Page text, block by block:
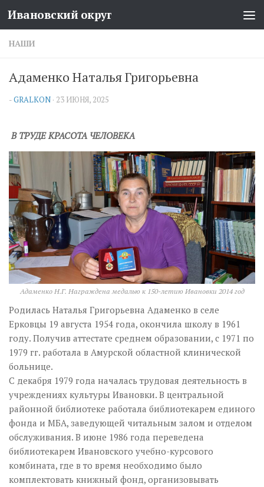
Перейти к содержимому
Ивановский округ
НАШИ
Адаменко Наталья Григорьевна
-GRALKON · 23 ИЮНЯ, 2025
В ТРУДЕ КРАСОТА ЧЕЛОВЕКА
Адаменко Н.Г. Награждена медалью к 150-летию Ивановки 2014 год
Родилась Наталья Григорьевна Адаменко в селе
Ерковцы 19 августа 1954 года, окончила школу в 1961
году. Получив аттестате среднем образовании, с 1971 по
1979 гг. работала в Амурской областной клинической
больнице.
С декабря 1979 года началась трудовая деятельность в
учреждениях культуры Ивановки. В центральной
районной библиотеке работала библиотекарем единого
фонда и МБА, заведующей читальным залом и отделом
обслуживания. В июне 1986 года переведена
библиотекарем Ивановского учебно-курсового
комбината, где в то время необходимо было
комплектовать книжный фонд, организовывать